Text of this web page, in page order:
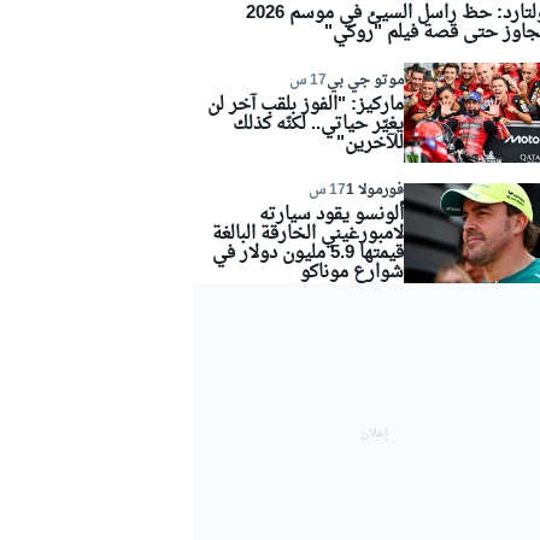
كولتارد: حظ راسل السيئ في موسم 2026
حتى قصة فيلم "روكي"
موتو جي بي17 س
ماركيز: "الفوز بلقب آخر لن
يغيّر حياتي.. لكنّه كذلك
للآخرين"
فورمولا 1 17 س
ألونسو يقود سيارته
لامبورغيني الخارقة البالغة
قيمتها 5.9 مليون دولار في
شوارع موناكو